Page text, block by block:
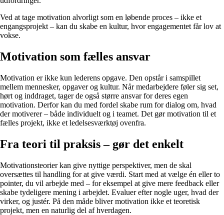
Ved at tage motivation alvorligt som en løbende proces – ikke et
engangsprojekt – kan du skabe en kultur, hvor engagementet får lov at
vokse.
Motivation som fælles ansvar
Motivation er ikke kun lederens opgave. Den opstår i samspillet
mellem mennesker, opgaver og kultur. Når medarbejdere føler sig set,
hørt og inddraget, tager de også større ansvar for deres egen
motivation. Derfor kan du med fordel skabe rum for dialog om, hvad
der motiverer – både individuelt og i teamet. Det gør motivation til et
fælles projekt, ikke et ledelsesværktøj ovenfra.
Fra teori til praksis – gør det enkelt
Motivationsteorier kan give nyttige perspektiver, men de skal
oversættes til handling for at give værdi. Start med at vælge én eller to
pointer, du vil arbejde med – for eksempel at give mere feedback eller
skabe tydeligere mening i arbejdet. Evaluer efter nogle uger, hvad der
virker, og justér. På den måde bliver motivation ikke et teoretisk
projekt, men en naturlig del af hverdagen.